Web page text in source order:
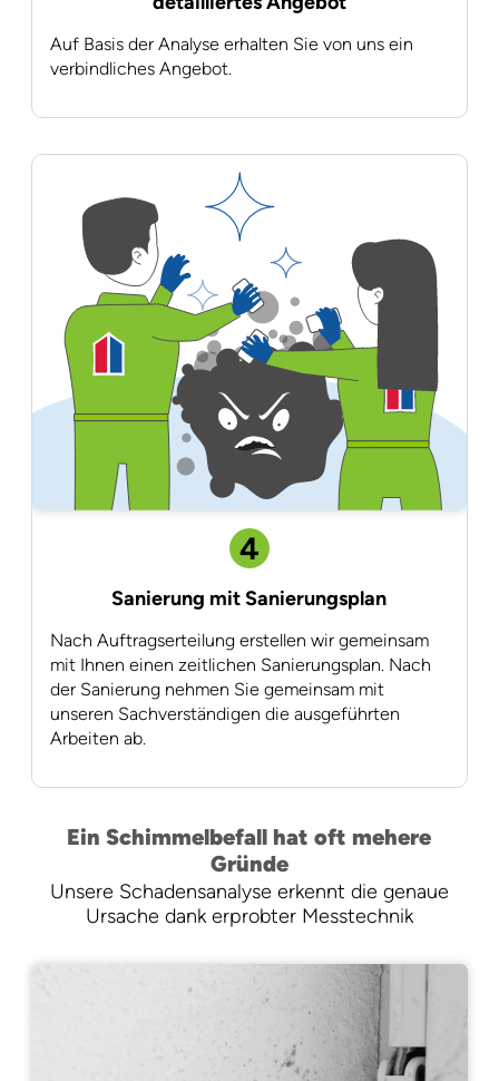
Auf Basis der Analyse erhalten Sie von uns ein
verbindliches Angebot.
4
Sanierung mit Sanierungsplan
Nach Auftragserteilung erstellen wir gemeinsam
mit Ihnen einen zeitlichen Sanierungsplan. Nach
der Sanierung nehmen Sie gemeinsam mit
unseren Sachverständigen die ausgeführten
Arbeiten ab.
Ein Schimmelbefall hat oft mehere
Gründe
Unsere Schadensanalyse erkennt die genaue
Ursache dank erprobter Messtechnik